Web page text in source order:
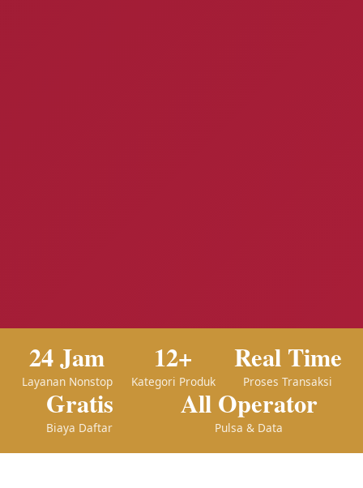
24 Jam
Layanan Nonstop
12+
Kategori Produk
Real Time
Proses Transaksi
Gratis
Biaya Daftar
All Operator
Pulsa & Data